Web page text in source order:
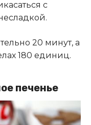
с
20 минут, а
180 единиц.
печенье